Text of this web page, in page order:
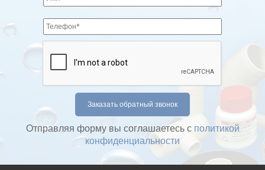
Отправляя форму вы соглашаетесь с политикой
конфиденциальности